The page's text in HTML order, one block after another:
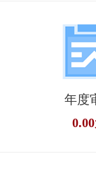
年度